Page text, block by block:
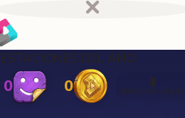
ESTACIONES DEL AÑO
0 0 🐛
ERRO NO JOGO?